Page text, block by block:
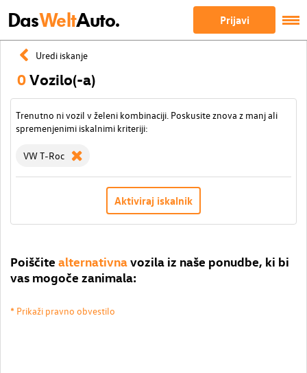
DasWeltAuto. Prijavi
Uredi iskanje
0Vozilo(-a)
Trenutno ni vozil v želeni kombinaciji. Poskusite znova z manj ali
spremenjenimi iskalnimi kriteriji:
VW T-Roc
Aktiviraj iskalnik
Poiščite alternativnavozila iz naše ponudbe, ki bi
vas mogoče zanimala:
* Prikaži pravno obvestilo